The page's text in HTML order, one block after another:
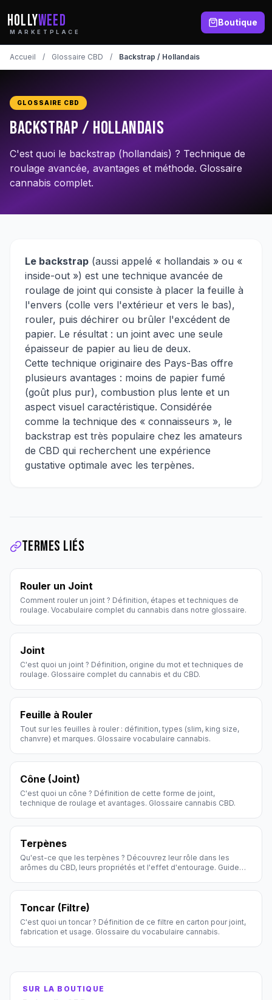
HOLLYWEED
MARKETPLACE
Boutique
Accueil / Glossaire CBD / Backstrap / Hollandais
GLOSSAIRE CBD
Backstrap / Hollandais
C'est quoi le backstrap (hollandais) ? Technique de
roulage avancée, avantages et méthode. Glossaire
cannabis complet.
Le backstrap (aussi appelé « hollandais » ou «
inside-out ») est une technique avancée de
roulage de joint qui consiste à placer la feuille à
l'envers (colle vers l'extérieur et vers le bas),
rouler, puis déchirer ou brûler l'excédent de
papier. Le résultat : un joint avec une seule
épaisseur de papier au lieu de deux.
Cette technique originaire des Pays-Bas offre
plusieurs avantages : moins de papier fumé
(goût plus pur), combustion plus lente et un
aspect visuel caractéristique. Considérée
comme la technique des « connaisseurs », le
backstrap est très populaire chez les amateurs
de CBD qui recherchent une expérience
gustative optimale avec les terpènes.
Termes liés
Rouler un Joint
Comment rouler un joint ? Définition, étapes et techniques de
roulage. Vocabulaire complet du cannabis dans notre glossaire.
Joint
C'est quoi un joint ? Définition, origine du mot et techniques de
roulage. Glossaire complet du cannabis et du CBD.
Feuille à Rouler
Tout sur les feuilles à rouler : définition, types (slim, king size,
chanvre) et marques. Glossaire vocabulaire cannabis.
Cône (Joint)
C'est quoi un cône ? Définition de cette forme de joint,
technique de roulage et avantages. Glossaire cannabis CBD.
Terpènes
Qu'est-ce que les terpènes ? Découvrez leur rôle dans les
arômes du CBD, leurs propriétés et l'effet d'entourage. Guide
Toncar (Filtre)
C'est quoi un toncar ? Définition de ce filtre en carton pour joint,
fabrication et usage. Glossaire du vocabulaire cannabis.
SUR LA BOUTIQUE